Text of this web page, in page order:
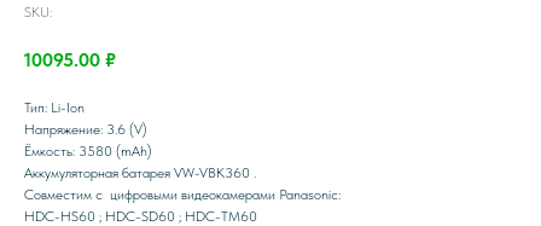
SKU:
10095.00 ₽
Тип: Li-Ion
Напряжение: 3.6 (V)
Ёмкость: 3580 (mAh)
Аккумуляторная батарея VW-VBK360 .
Совместим с цифровыми видеокамерами Panasonic:
HDC-HS60 ; HDC-SD60 ; HDC-TM60